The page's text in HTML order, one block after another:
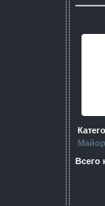
Всего